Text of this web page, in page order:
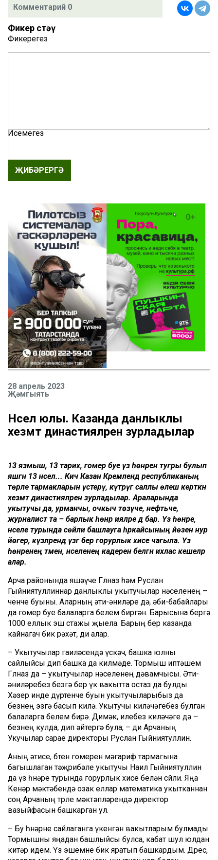
Комментарий 0
Фикер өстәү
Фикерегез
Исемегез
ҖИБӘРЕРГӘ
28 апрель 2023
Җәмгыять
Нәсел юлы. Казанда данлыклы
хезмәт династияләрен зурладылар
13 язмыш, 13 тарих, гомер буе үз һөнәренә тугры булып
яшәгән 13 нәсел... Кичә Казан Кремлендә республиканың
төрле тармакларын үстерү, күтәрүгә саллы өлеш керткән
хезмәт династияләрен зурладылар. Араларында
укытучы да, урманчы, очкыч төзүче, нефтьче,
журналист та – барлык һөнәр ияләре дә бар. Үз һөнәре,
нәселе турында сөйли башлауга һәркайсының йөзенә нур
йөгерә, күзләрендә үзгә бер горурлык хисе чагыла. Үз
һөнәренең тәмен, нәселенең кадерен белгән ихлас кешеләр
алар.
Арча районында яшәүче Гөлназ һәм Руслан
Гыйниятуллиннар данлыклы укытучылар нәселенең –
өченче буыны. Аларның әти-әниләре дә, әби-бабайлары
да гомер буе балаларга белем биргән. Барысына бергә
1000 еллык эш стажы җыела. Барың бер казанда
кайнагач бик рәхәт, ди алар.
– Укытучылар гаиләсендә үскәч, башка юлны
сайлыйсы дип башка да килмәде. Тормыш иптәшем
Гөлназ да – укытучылар нәселенең дәвамчысы. Әти-
әниләребез безгә бер үк вакытта остаз да булды.
Хәзер инде дүртенче буын укытучыларыбыз да
безнең эзгә басып килә. Укытучы киләчәгебез булган
балаларга белем бирә. Димәк, илебез киләчәге дә –
безнең кулда, дип әйтергә була, – ди Арчаның
Укучылар сарае директоры Руслан Гыйниятуллин.
Аның әтисе, бөтен гомерен мәгариф тармагына
багышлаган тәҗрибәле укытучы Наил Гыйниятуллин
да үз һөнәре турында горурлык хисе белән сөйли. Яңа
Кенәр мәктәбендә озак еллар математика укытканнан
соң Арчаның төрле мәктәпләрендә директор
вазыйфасын башкарган ул.
– Бу һөнәрне сайлаганга үкенгән вакытларым булмады.
Тормышны яңадан башлыйсы булса, кабат шул юлдан
китәр идем. Үз эшемне бик яратып башкардым. Дөрес,